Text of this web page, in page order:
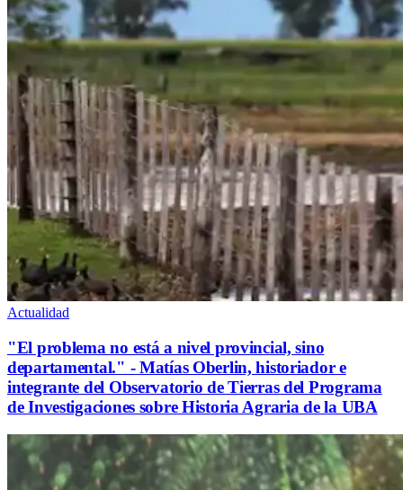
Actualidad
"El problema no está a nivel provincial, sino
departamental." - Matías Oberlin, historiador e
integrante del Observatorio de Tierras del Programa
de Investigaciones sobre Historia Agraria de la UBA